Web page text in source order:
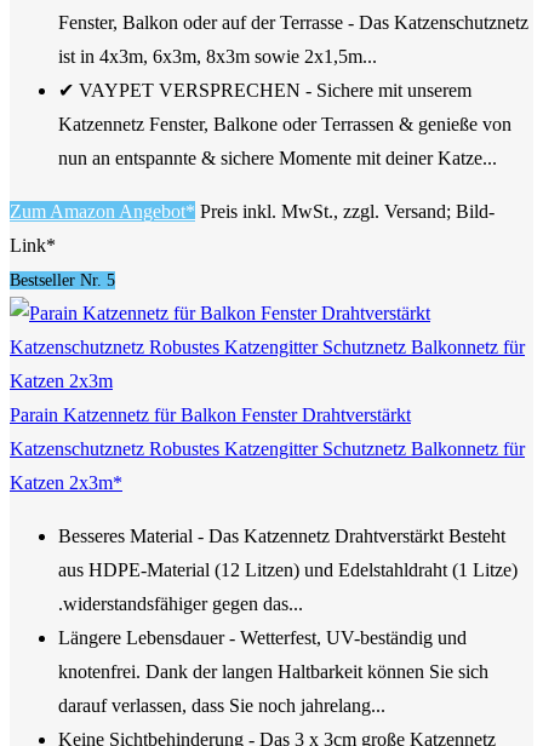
Fenster, Balkon oder auf der Terrasse - Das Katzenschutznetz
ist in 4x3m, 6x3m, 8x3m sowie 2x1,5m...
✔ VAYPET VERSPRECHEN - Sichere mit unserem
Katzennetz Fenster, Balkone oder Terrassen & genieße von
nun an entspannte & sichere Momente mit deiner Katze...
Zum Amazon Angebot* Preis inkl. MwSt., zzgl. Versand; Bild-
Link*
Bestseller Nr. 5
Parain Katzennetz für Balkon Fenster Drahtverstärkt
Katzenschutznetz Robustes Katzengitter Schutznetz Balkonnetz für
Katzen 2x3m*
Besseres Material - Das Katzennetz Drahtverstärkt Besteht
aus HDPE-Material (12 Litzen) und Edelstahldraht (1 Litze)
.widerstandsfähiger gegen das...
Längere Lebensdauer - Wetterfest, UV-beständig und
knotenfrei. Dank der langen Haltbarkeit können Sie sich
darauf verlassen, dass Sie noch jahrelang...
Keine Sichtbehinderung - Das 3 x 3cm große Katzennetz